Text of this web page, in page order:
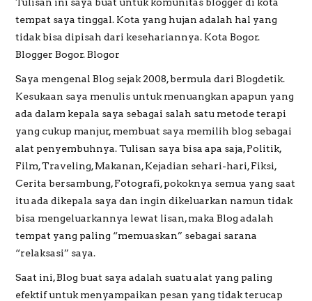
WEDDING AND
PREWEDDING
tempat saya tinggal. Kota yang hujan adalah hal yang
tidak bisa dipisah dari kesehariannya. Kota Bogor.
Blogger Bogor. Blogor
Saya mengenal Blog sejak 2008, bermula dari Blogdetik.
Kesukaan saya menulis untuk menuangkan apapun yang
ada dalam kepala saya sebagai salah satu metode terapi
yang cukup manjur, membuat saya memilih blog sebagai
alat penyembuhnya. Tulisan saya bisa apa saja, Politik,
Film, Traveling, Makanan, Kejadian sehari-hari, Fiksi,
Cerita bersambung, Fotografi, pokoknya semua yang saat
itu ada dikepala saya dan ingin dikeluarkan namun tidak
bisa mengeluarkannya lewat lisan, maka Blog adalah
tempat yang paling “memuaskan” sebagai sarana
“relaksasi” saya.
Saat ini, Blog buat saya adalah suatu alat yang paling
efektif untuk menyampaikan pesan yang tidak terucap